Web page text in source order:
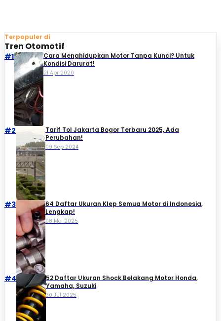
Terpopuler di
Tren Otomotif
#1
Cara Menghidupkan Motor Tanpa Kunci? Untuk
Kondisi Darurat!
21 Apr 2020
#2
Tarif Tol Jakarta Bogor Terbaru 2025, Ada
Perubahan!
09 Sep 2024
#3
64 Daftar Ukuran Klep Semua Motor di Indonesia,
Lengkap!
08 Mei 2025
#4
52 Daftar Ukuran Shock Belakang Motor Honda,
Yamaha, Suzuki​
30 Jul 2025